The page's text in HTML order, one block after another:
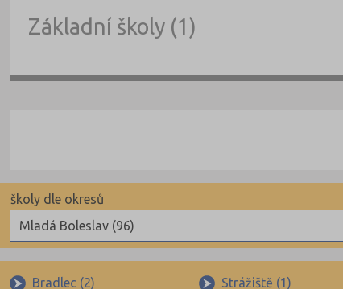
Základní školy (1)
Mladá Boleslav (96)
školy dle okresů
Beroun (85)
Bradlec (2) Strážiště (1)